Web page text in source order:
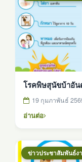
โรคพิษสุนัขบ้าอัน
19 กุมภาพันธ์
อ่านต่อ
ข่าวประชาสัมพันธ์